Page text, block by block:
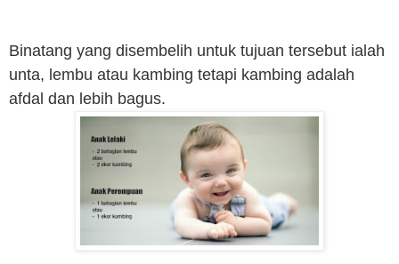
Binatang yang disembelih untuk tujuan tersebut ialah
unta, lembu atau kambing tetapi kambing adalah
afdal dan lebih bagus.